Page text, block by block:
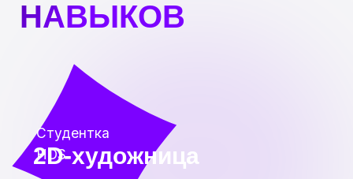
И забронировать скидку
Разобрать все вопросы
Понять насколько подходит вам эта сфера
Обсудить ваши текущие цели и навыки
TELEGRAM